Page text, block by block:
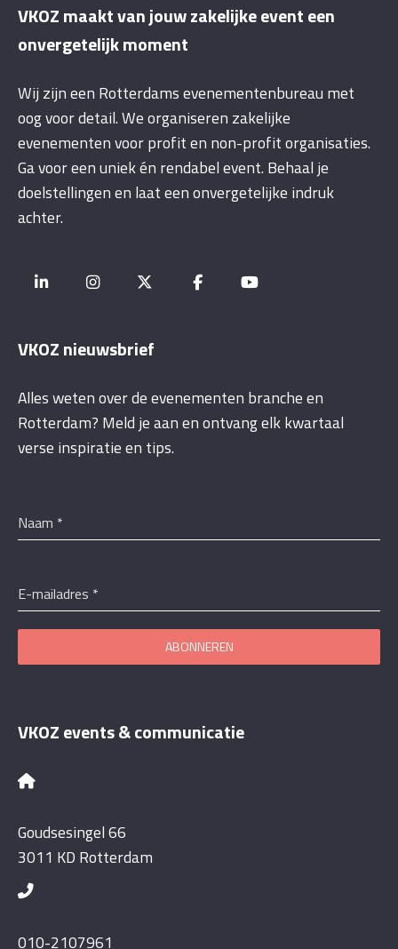
VKOZ maakt van jouw zakelijke event een
onvergetelijk moment
Wij zijn een Rotterdams evenementenbureau met
oog voor detail. We organiseren zakelijke
evenementen voor profit en non-profit organisaties.
Ga voor een uniek én rendabel event. Behaal je
doelstellingen en laat een onvergetelijke indruk
achter.
VKOZ nieuwsbrief
Alles weten over de evenementen branche en
Rotterdam? Meld je aan en ontvang elk kwartaal
verse inspiratie en tips.
Naam *
E-mailadres *
ABONNEREN
VKOZ events & communicatie
Goudsesingel 66
3011 KD Rotterdam
010-2107961